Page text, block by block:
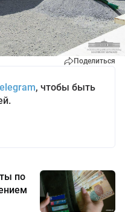
Поделиться
, чтобы быть
по